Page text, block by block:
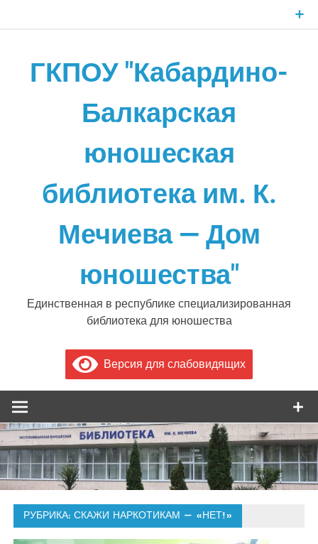
ГКПОУ "Кабардино-
Балкарская
юношеская
библиотека им. К.
Мечиева — Дом
юношества"
Единственная в республике специализированная
библиотека для юношества
Версия для слабовидящих
РУБРИКА:СКАЖИ НАРКОТИКАМ — «НЕТ!»